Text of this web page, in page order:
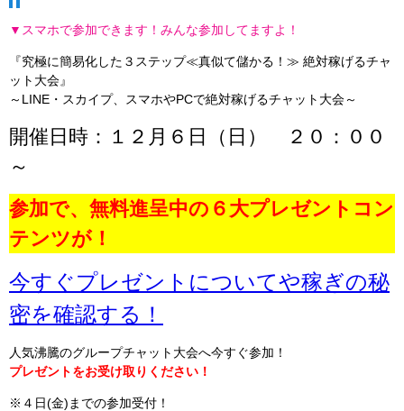
▼スマホで参加できます！みんな参加してますよ！
『究極に簡易化した３ステップ≪真似て儲かる！≫ 絶対稼げるチャ
ット大会』
～LINE・スカイプ、スマホやPCで絶対稼げるチャット大会～
開催日時：１２月６日（日） ２０：００
～
参加で、無料進呈中の６大プレゼントコン
テンツが！
今すぐプレゼントについてや稼ぎの秘
密を確認する！
人気沸騰のグループチャット大会へ今すぐ参加！
プレゼントをお受け取りください！
※４日(金)までの参加受付！